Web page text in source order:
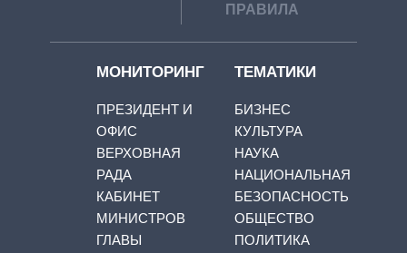
ПРАВИЛА
МОНИТОРИНГ
ПРЕЗИДЕНТ И
ОФИС
ВЕРХОВНАЯ
РАДА
КАБИНЕТ
МИНИСТРОВ
ГЛАВЫ
ТЕМАТИКИ
БИЗНЕС
КУЛЬТУРА
НАУКА
НАЦИОНАЛЬНАЯ
БЕЗОПАСНОСТЬ
ОБЩЕСТВО
ПОЛИТИКА